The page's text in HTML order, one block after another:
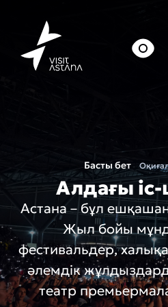
Басты бет
Алдағы
Астана – бұл
Жыл бойы
фестивальдер,
әлемдік
театр